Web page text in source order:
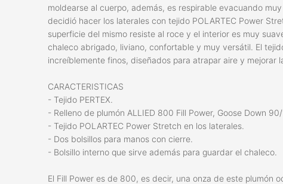
moldearse al cuerpo, además, es respirable evacuando
decidió hacer los laterales con tejido POLARTEC Power
superficie del mismo resiste al roce y el interior es muy
chaleco abrigado, liviano, confortable y muy versátil. El
increíblemente finos, diseñados para atrapar aire y mejorar
CARACTERISTICAS
- Tejido PERTEX.
- Relleno de plumón ALLIED 800 Fill Power, Goose Down 90/
- Tejido POLARTEC Power Stretch en los laterales.
- Dos bolsillos para manos con cierre.
- Bolsillo interno que sirve además para guardar el chaleco.
El Fill Power es de 800, es decir, una onza de este plumón